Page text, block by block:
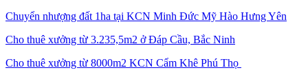
Chuyển nhượng đất 1ha tại KCN Minh Đức Mỹ Hào Hưng Yên
Cho thuê xưởng từ 3.235,5m2 ở Đáp Cầu, Bắc Ninh
Cho thuê xưởng từ 8000m2 KCN Cẩm Khê Phú Thọ